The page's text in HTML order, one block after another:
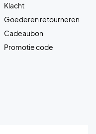
Klacht
Goederen retourneren
Cadeaubon
Promotie code